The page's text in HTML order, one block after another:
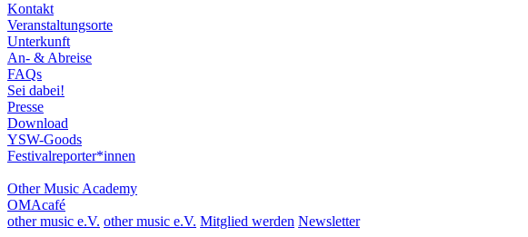
Kontakt
Veranstaltungsorte
Unterkunft
An- & Abreise
FAQs
Sei dabei!
Presse
Download
YSW-Goods
Festivalreporter*innen
Other Music Academy
OMAcafé
other music e.V. other music e.V. Mitglied werden Newsletter